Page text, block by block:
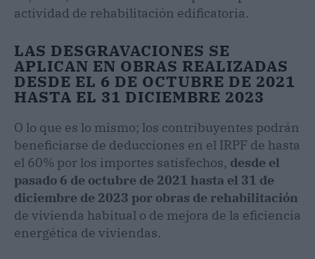
actividad de rehabilitación edificatoria.
LAS DESGRAVACIONES SE
APLICAN EN OBRAS REALIZADAS
DESDE EL 6 DE OCTUBRE DE 2021
HASTA EL 31 DICIEMBRE 2023
O lo que es lo mismo; los contribuyentes podrán
beneficiarse de deducciones en el IRPF de hasta
el 60% por los importes satisfechos, desde el
pasado 6 de octubre de 2021 hasta el 31 de
diciembre de 2023 por obras de rehabilitación
de vivienda habitual o de mejora de la eficiencia
energética de viviendas.